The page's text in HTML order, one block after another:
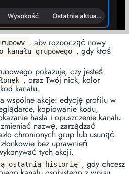
, aby rozpocząć nowy
kanału grupowego , gdy ktoś
pokazuje, czy jesteś
, oraz Twój nick, kolor
kanału.
wspólne akcje: edycję profilu w
kopiowanie kodu,
hasła i opuszczenie kanału.
nazwę, zarządzać
chronionych grup lub usunąć
bez uprawnień
tych akcji.
ostatnią historię , gdy chcesz